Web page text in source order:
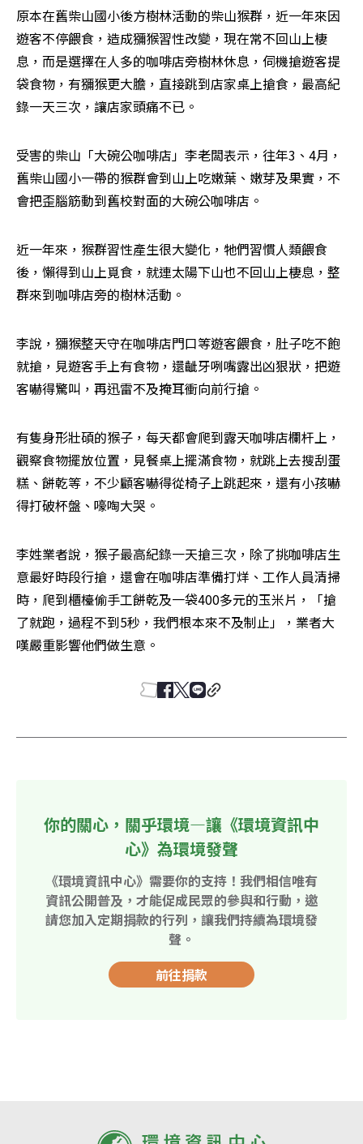
原本在舊柴山國小後方樹林活動的柴山猴群，近一年來因
遊客不停餵食，造成獼猴習性改變，現在常不回山上棲
息，而是選擇在人多的咖啡店旁樹林休息，伺機搶遊客提
袋食物，有獼猴更大膽，直接跳到店家桌上搶食，最高紀
錄一天三次，讓店家頭痛不已。
受害的柴山「大碗公咖啡店」李老闆表示，往年3、4月，
舊柴山國小一帶的猴群會到山上吃嫩葉、嫩芽及果實，不
會把歪腦筋動到舊校對面的大碗公咖啡店。
近一年來，猴群習性產生很大變化，牠們習慣人類餵食
後，懶得到山上覓食，就連太陽下山也不回山上棲息，整
群來到咖啡店旁的樹林活動。
李說，獼猴整天守在咖啡店門口等遊客餵食，肚子吃不飽
就搶，見遊客手上有食物，還齜牙咧嘴露出凶狠狀，把遊
客嚇得驚叫，再迅雷不及掩耳衝向前行搶。
有隻身形壯碩的猴子，每天都會爬到露天咖啡店欄杆上，
觀察食物擺放位置，見餐桌上擺滿食物，就跳上去搜刮蛋
糕、餅乾等，不少顧客嚇得從椅子上跳起來，還有小孩嚇
得打破杯盤、嚎啕大哭。
李姓業者說，猴子最高紀錄一天搶三次，除了挑咖啡店生
意最好時段行搶，還會在咖啡店準備打烊、工作人員清掃
時，爬到櫃檯偷手工餅乾及一袋400多元的玉米片，「搶
了就跑，過程不到5秒，我們根本來不及制止」，業者大
嘆嚴重影響他們做生意。
你的關心，關乎環境—讓《環境資訊中
心》為環境發聲
《環境資訊中心》需要你的支持！我們相信唯有
資訊公開普及，才能促成民眾的參與和行動，邀
請您加入定期捐款的行列，讓我們持續為環境發
聲。
前往捐款